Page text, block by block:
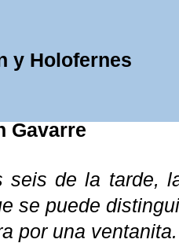
y Holofernes
Gavarre
seis de la tarde,
se puede
por una